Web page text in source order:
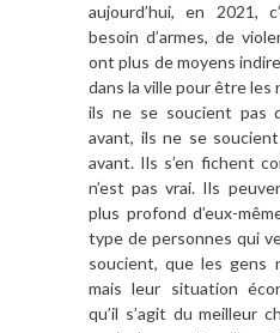
aujourd’hui, en 2021,
besoin d’armes, de
ont plus de moyens
dans la ville pour être les
ils ne se soucient pas
avant, ils ne se
avant. Ils s’en fichent
n’est pas vrai. Ils
plus profond d’eux-
type de personnes qui
soucient, que les gens
mais leur situation
qu’il s’agit du meilleur